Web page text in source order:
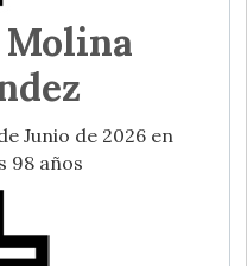
Junio de 2026 en
98 años